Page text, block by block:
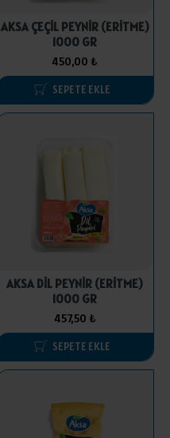
AKSA ÇEÇİL PEYNİR (ERİTME)
1000 GR
450,00 ₺
SEPETE EKLE
AKSA DİL PEYNİR (ERİTME)
1000 GR
457,50 ₺
SEPETE EKLE